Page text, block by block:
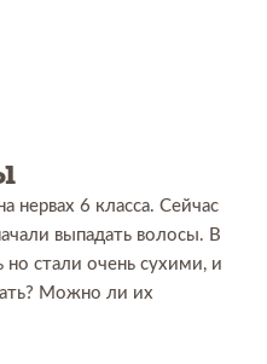
нервах 6 класса. Сейчас
выпадать волосы. В
но стали очень сухими, и
Можно ли их